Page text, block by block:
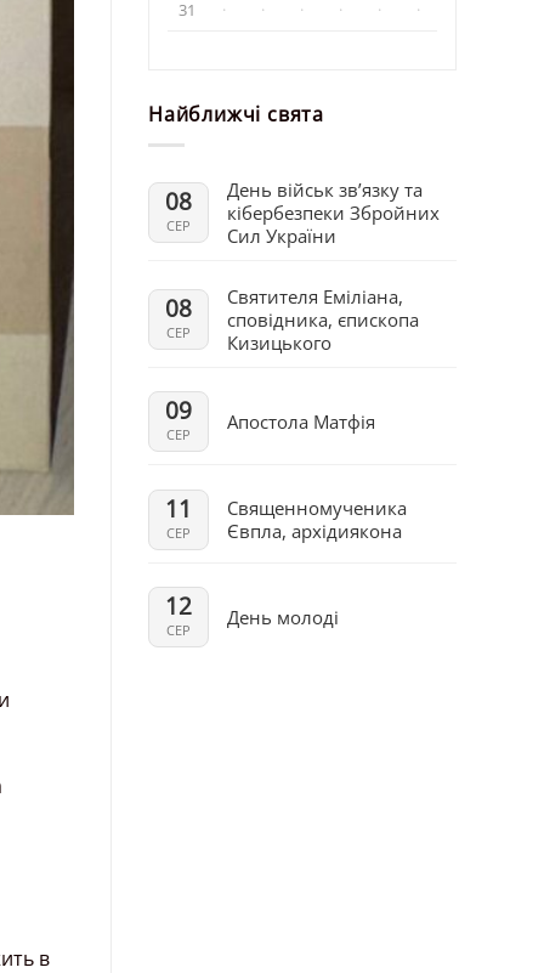
в
31
· · · · · ·
Найближчі свята
08
СЕР
День військ зв’язку та
кібербезпеки Збройних
Сил України
08
СЕР
Святителя Еміліана,
сповідника, єпископа
Кизицького
09
СЕР
Апостола Матфія
11
СЕР
Священномученика
Євпла, архідиякона
12
СЕР
День молоді